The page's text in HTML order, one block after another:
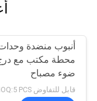
أنبوب منضدة
محطة مكتب مع
ضوء مصباح
قابل للتفاوض MOQ:5 PCS